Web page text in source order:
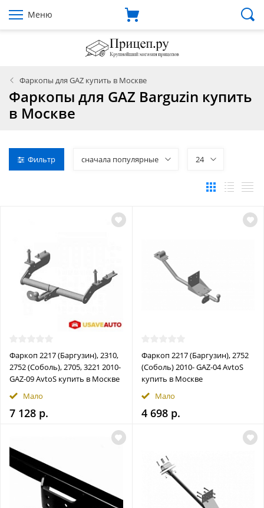
Меню
Фаркопы для GAZ купить в Москве
Фаркопы для GAZ Barguzin купить
в Москве
Фильтр сначала популярные 24
Фаркоп 2217 (Баргузин), 2310,
2752 (Соболь), 2705, 3221 2010-
GAZ-09 AvtoS купить в Москве
Мало
7 128 р.
Фаркоп 2217 (Баргузин), 2752
(Соболь) 2010- GAZ-04 AvtoS
купить в Москве
Мало
4 698 р.